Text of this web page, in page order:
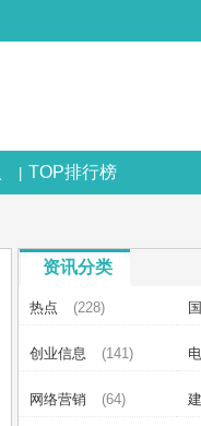
| TOP排行榜
资讯分类
热点 (228)
创业信息 (141)
网络营销 (64)